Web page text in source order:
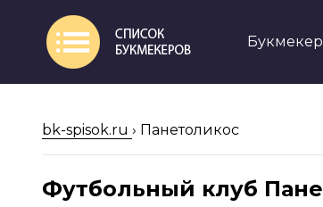
bk-spisok.ru › Панетоликос
Футбольный клуб